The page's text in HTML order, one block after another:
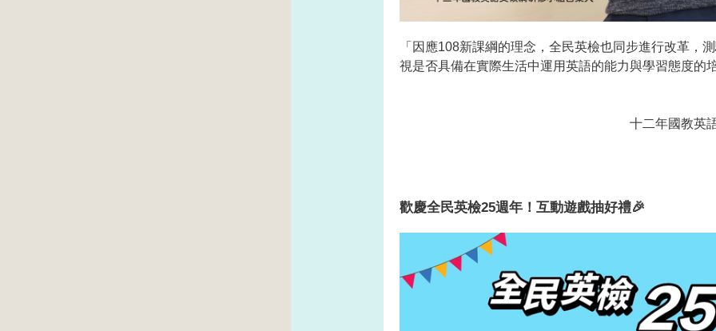
「因應108新課綱的理念，全民英檢也同步進行改革，
視是否具備在實際生活中運用英語的能力與學習態度的
十二年國教英
歡慶全民英檢25週年！ 互動遊戲抽好禮🎉